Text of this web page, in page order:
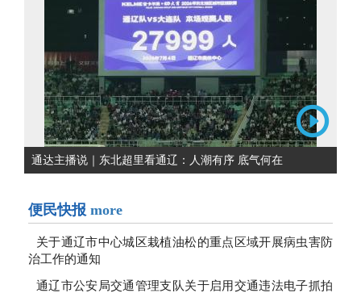
通达主播说｜东北超里看通辽：人潮有序 底气何在
便民快报 more
关于通辽市中心城区栽植油松的重点区域开展病虫害防
治工作的通知
通辽市公安局交通管理支队关于启用交通违法电子抓拍